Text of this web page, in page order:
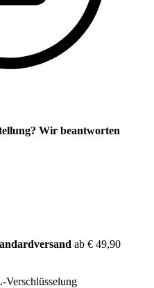
Wir beantworten
ab € 49,90
Verschlüsselung